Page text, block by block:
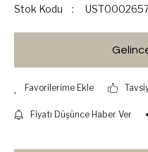
Stok Kodu
Fiyatı Düşünce Haber Ver